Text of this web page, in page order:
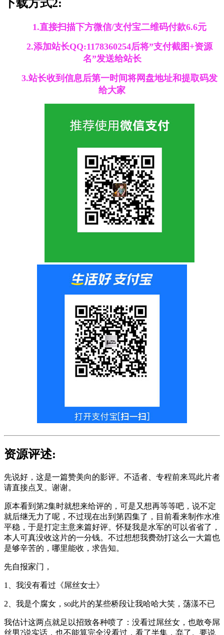
下载方式2:
1.直接扫描下方微信/支付宝二维码付款6.6元
2.添加站长QQ:1178360254后将”支付截图+资源
名”发送给站长
3.站长收到信息后第一时间将网盘地址和提取码发
给大家
资源评述:
先说好，这是一篇赞美向的影评。不适者、专程前来骂此片者
请直接点叉。谢谢。
原本看到第2集时就想来给评的，可是又想再等等吧，说不定
就后继无力了呢，不过现在出到第四集了，目前看来制作水准
平稳，于是打定主意来篇好评。怀疑我是水军的可以省省了，
本人可真没收这片的一分钱。不过想想我费劲打这么一大篇也
是够辛苦的，哪里能收，求告知。
先自报家门，
1、我没有看过《屌丝女士》
2、我是个腐女，so此片的某些桥段让我哈哈大笑，荡漾不已
我估计这两点就足以招致各种喷了：没看过屌丝女，也敢夸屌
丝男?说实话，也不能算完全没看过，看了半集，弃了。要说